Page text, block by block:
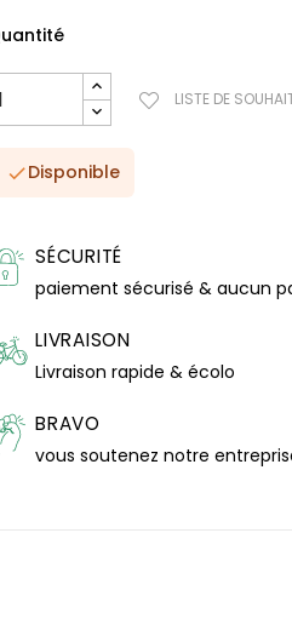
LISTE DE
Disponible
SÉCURITÉ
paiement sécurisé & aucun
LIVRAISON
Livraison rapide & écolo
BRAVO
vous soutenez notre